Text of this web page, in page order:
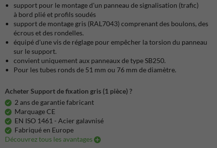
support pour le montage d'un panneau de signalisation (trafic)
à bord plié et profils soudés
support de montage gris (RAL7043) comprenant des boulons, des
écrous et des rondelles.
équipé d'une vis de réglage pour empêcher la torsion du panneau
sur le support.
convient uniquement aux panneaux de type SB250.
Pour les tubes ronds de 51 mm ou 76 mm de diamètre.
Acheter Support de fixation gris (1 pièce) ?
2 ans de garantie fabricant
Marquage CE
EN ISO 1461 - Acier galavnisé
Fabriqué en Europe
Découvrez tous les avantages